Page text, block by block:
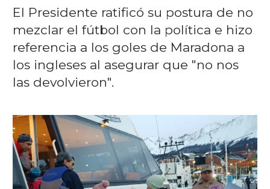
El Presidente ratificó su postura de no
mezclar el fútbol con la política e hizo
referencia a los goles de Maradona a
los ingleses al asegurar que "no nos
las devolvieron".